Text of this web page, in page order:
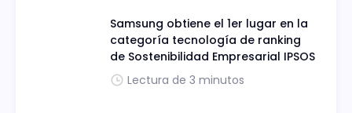
Samsung obtiene el 1er lugar en la
categoría tecnología de ranking
de Sostenibilidad Empresarial IPSOS
Lectura de 3 minutos